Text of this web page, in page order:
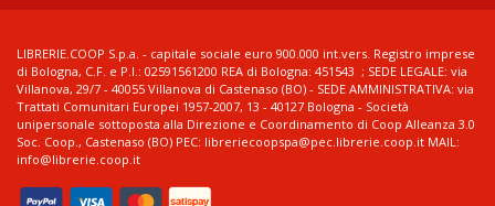
LIBRERIE.COOP S.p.a. - capitale sociale euro 900.000 int.vers. Registro imprese
di Bologna, C.F. e P.I.: 02591561200 REA di Bologna: 451543 ; SEDE LEGALE: via
Villanova, 29/7 - 40055 Villanova di Castenaso (BO) - SEDE AMMINISTRATIVA: via
Trattati Comunitari Europei 1957-2007, 13 - 40127 Bologna - Società
unipersonale sottoposta alla Direzione e Coordinamento di Coop Alleanza 3.0
Soc. Coop., Castenaso (BO) PEC: libreriecoopspa@pec.librerie.coop.it MAIL:
info@librerie.coop.it